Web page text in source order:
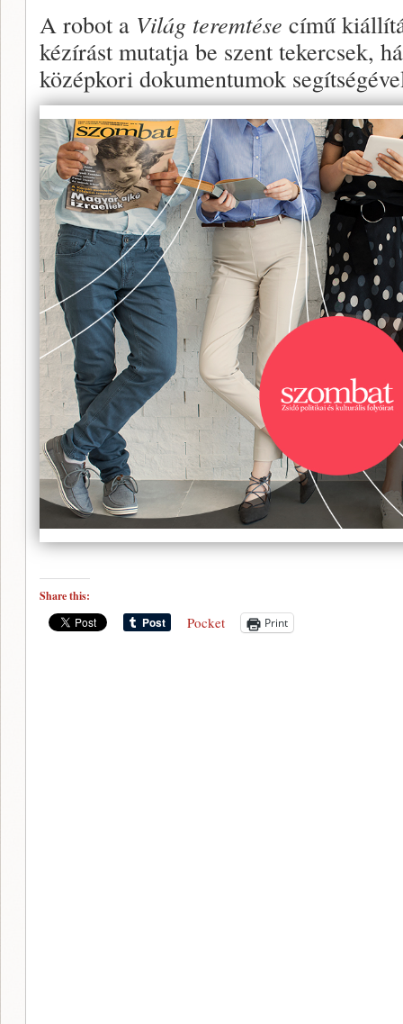
A robot a Világ teremtése című
kézírást mutatja be szent tekercsek,
középkori dokumentumok
Share this:
Pocket Print